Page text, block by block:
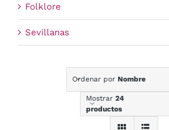
Folklore
Sevillanas
Ordenar por Nombre
Mostrar 24
productos